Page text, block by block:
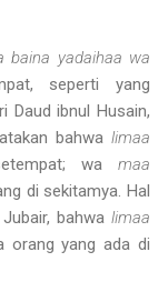
baina yadaihaa wa
seperti yang
Daud ibnul Husain,
bahwa limaa
wa maa
di sekitamya. Hal
bahwa limaa
orang yang ada di